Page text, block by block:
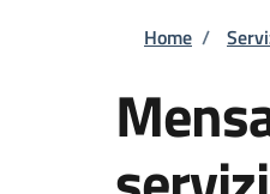
Home /